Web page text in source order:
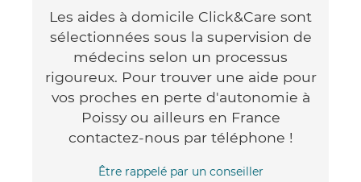
Les aides à domicile Click&Care sont
sélectionnées sous la supervision de
médecins selon un processus
rigoureux. Pour trouver une aide pour
vos proches en perte d'autonomie à
Poissy ou ailleurs en France
contactez-nous par téléphone !
Être rappelé par un conseiller